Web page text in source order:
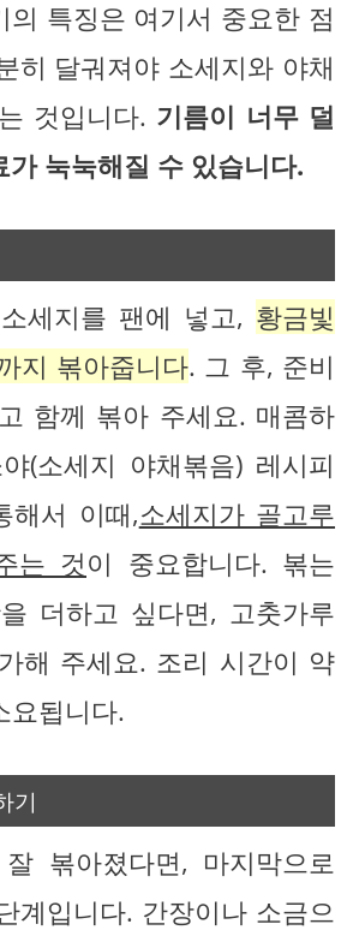
의 특징은 여기서 중요한 점
히 달궈져야 소세지와 야채
것입니다. 기름이 너무 덜
가 눅눅해질 수 있습니다.
세지를 팬에 넣고, 황금빛
지 볶아줍니다. 그 후, 준비
함께 볶아 주세요. 매콤하
(소세지 야채볶음) 레시피
해서 이때,소세지가 골고루
는 것이 중요합니다. 볶는
더하고 싶다면, 고춧가루
해 주세요. 조리 시간이 약
요됩니다.
기
볶아졌다면, 마지막으로
계입니다. 간장이나 소금으